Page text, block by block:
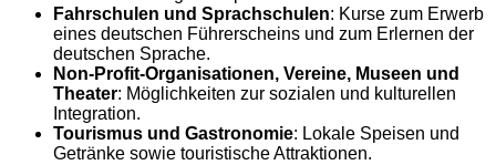
Fahrschulen und Sprachschulen: Kurse zum Erwerb
eines deutschen Führerscheins und zum Erlernen der
deutschen Sprache.
Non-Profit-Organisationen, Vereine, Museen und
Theater: Möglichkeiten zur sozialen und kulturellen
Integration.
Tourismus und Gastronomie: Lokale Speisen und
Getränke sowie touristische Attraktionen.